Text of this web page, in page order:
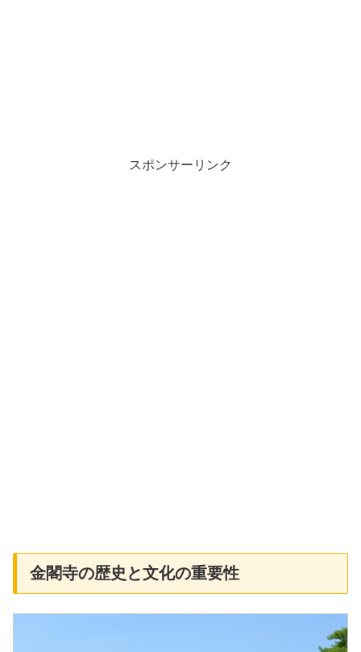
スポンサーリンク
金閣寺の歴史と文化の重要性